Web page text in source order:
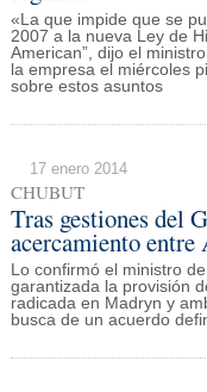
«La que impide que se
2007 a la nueva Ley de
American”, dijo el
la empresa el miércoles
sobre estos asuntos
17 enero 2014
CHUBUT
Tras gestiones del
acercamiento
Lo confirmó el ministro
garantizada la provisión
radicada en Madryn y
busca de un acuerdo